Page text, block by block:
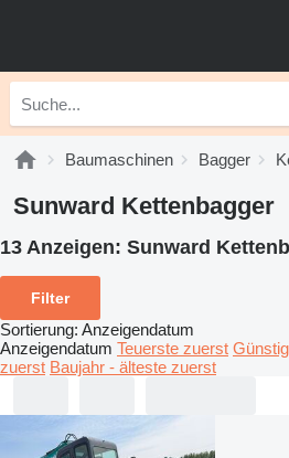
Baumaschinen Bagger
Sunward Kettenbagger
13 Anzeigen: Sunward
Filter
Sortierung: Anzeigendatum
Anzeigendatum Teuerste zuerst
zuerst Baujahr - älteste zuerst